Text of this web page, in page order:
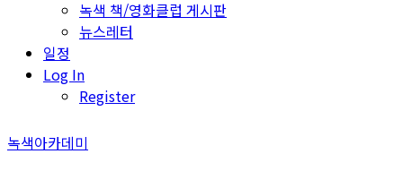
녹색 책/영화클럽 게시판
뉴스레터
일정
Log In
Register
녹색아카데미